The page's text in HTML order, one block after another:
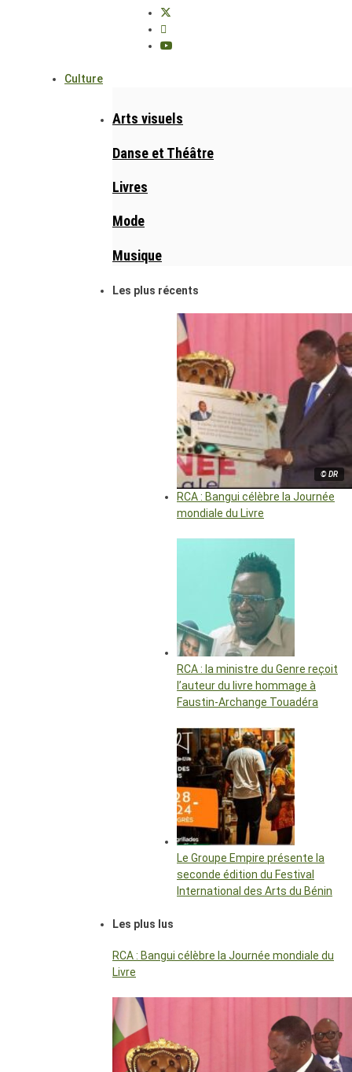
Culture
Arts visuels
Danse et Théâtre
Livres
Mode
Musique
Les plus récents
© DR
RCA : Bangui célèbre la Journée
mondiale du Livre
RCA : la ministre du Genre reçoit
l’auteur du livre hommage à
Faustin-Archange Touadéra
Le Groupe Empire présente la
seconde édition du Festival
International des Arts du Bénin
Les plus lus
RCA : Bangui célèbre la Journée mondiale du
Livre